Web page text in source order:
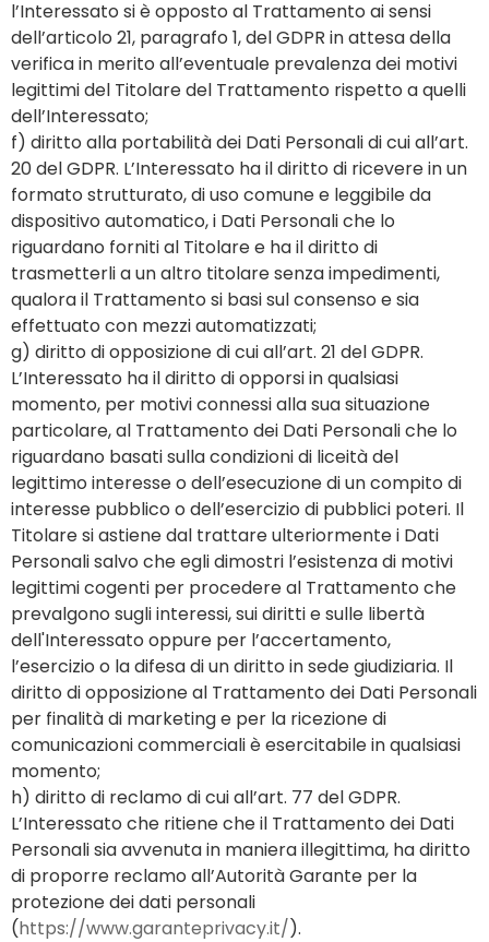
l’Interessato si è opposto al Trattamento ai sensi
dell’articolo 21, paragrafo 1, del GDPR in attesa della
verifica in merito all’eventuale prevalenza dei motivi
legittimi del Titolare del Trattamento rispetto a quelli
dell’Interessato;
f) diritto alla portabilità dei Dati Personali di cui all’art.
20 del GDPR. L’Interessato ha il diritto di ricevere in un
formato strutturato, di uso comune e leggibile da
dispositivo automatico, i Dati Personali che lo
riguardano forniti al Titolare e ha il diritto di
trasmetterli a un altro titolare senza impedimenti,
qualora il Trattamento si basi sul consenso e sia
effettuato con mezzi automatizzati;
g) diritto di opposizione di cui all’art. 21 del GDPR.
L’Interessato ha il diritto di opporsi in qualsiasi
momento, per motivi connessi alla sua situazione
particolare, al Trattamento dei Dati Personali che lo
riguardano basati sulla condizioni di liceità del
legittimo interesse o dell’esecuzione di un compito di
interesse pubblico o dell’esercizio di pubblici poteri. Il
Titolare si astiene dal trattare ulteriormente i Dati
Personali salvo che egli dimostri l’esistenza di motivi
legittimi cogenti per procedere al Trattamento che
prevalgono sugli interessi, sui diritti e sulle libertà
dell'Interessato oppure per l’accertamento,
l’esercizio o la difesa di un diritto in sede giudiziaria. Il
diritto di opposizione al Trattamento dei Dati Personali
per finalità di marketing e per la ricezione di
comunicazioni commerciali è esercitabile in qualsiasi
momento;
h) diritto di reclamo di cui all’art. 77 del GDPR.
L’Interessato che ritiene che il Trattamento dei Dati
Personali sia avvenuta in maniera illegittima, ha diritto
di proporre reclamo all’Autorità Garante per la
protezione dei dati personali
(https://www.garanteprivacy.it/).